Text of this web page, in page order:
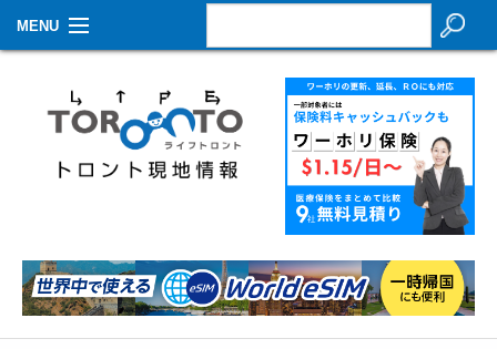
MENU
生活情報
その他
イベントカレンダー